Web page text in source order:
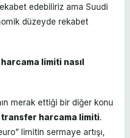
edebiliriz ama Suudi
düzeyde rekabet
limiti nasıl
merak ettiği bir diğer konu
transfer harcama limiti.
limitin sermaye artışı,